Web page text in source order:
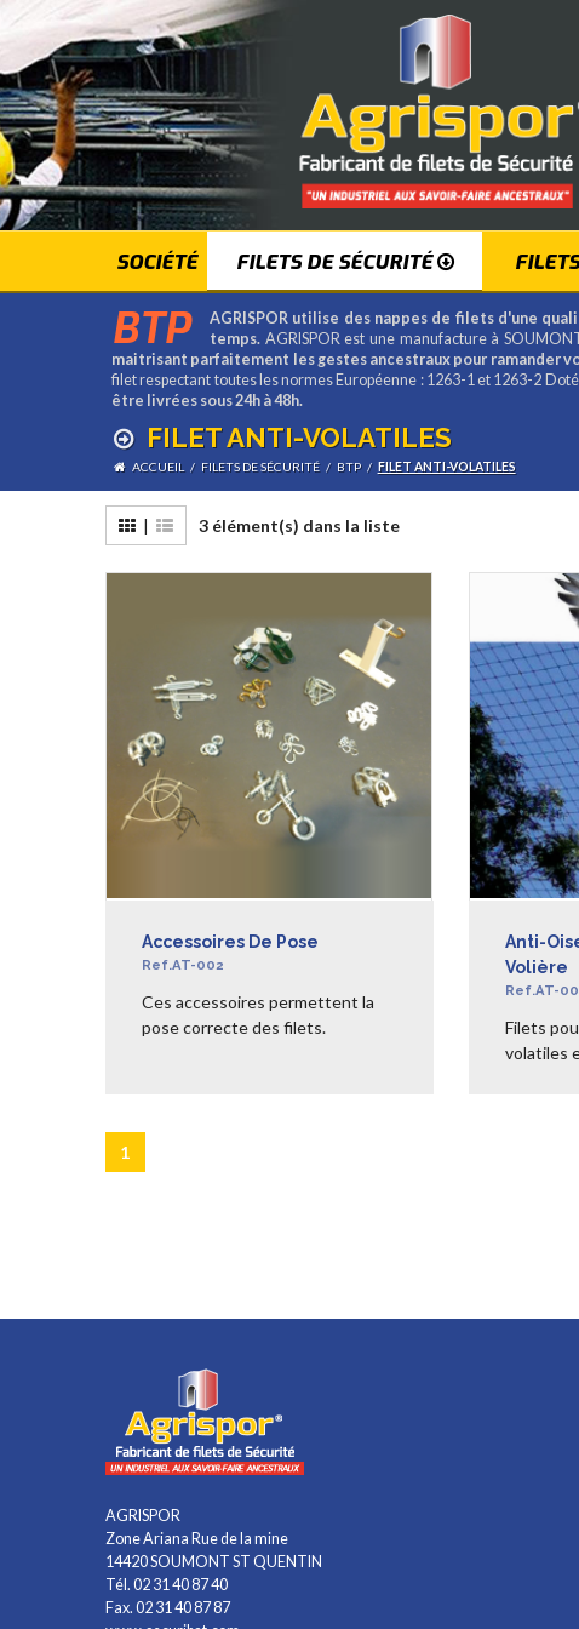
SOCIÉTÉ FILETS DE SÉCURITÉ
BTP
AGRISPOR utilise des nappes de filets d'une
temps. AGRISPOR est une manufacture à
maitrisant parfaitement les gestes ancestraux pour ramander
filet respectant toutes les normes Européenne : 1263-1 et 1263-2
être livrées sous 24h à 48h.
FILET ANTI-VOLATILES
ACCUEIL / FILETS DE SÉCURITÉ / BTP / FILET ANTI-VOLATILES
| 3 élément(s) dans la liste
Accessoires De Pose
Ref.AT-002
Ces accessoires permettent la
pose correcte des filets.
Anti-
Volière
Ref.AT-
Filets
volatiles
1
AGRISPOR
Zone Ariana Rue de la mine
14420 SOUMONT ST QUENTIN
Tél. 02 31 40 87 40
Fax. 02 31 40 87 87